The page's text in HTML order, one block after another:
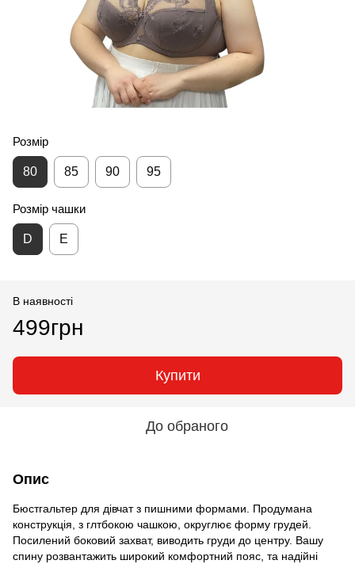
Розмір
80 85 90 95
Розмір чашки
D E
В наявності
499грн
Купити
До обраного
Опис
Бюстгальтер для дівчат з пишними формами. Продумана
конструкція, з глтбокою чашкою, округлює форму грудей.
Посилений боковий захват, виводить груди до центру. Вашу
спину розвантажить широкий комфортний пояс, та надійні